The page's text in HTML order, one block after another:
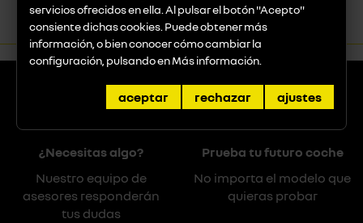
servicios ofrecidos en ella. Al pulsar el botón "Acepto"
consiente dichas cookies. Puede obtener más
información, o bien conocer cómo cambiar la
configuración, pulsando enMás información
aceptar rechazar ajustes
¿Necesitas algo?
Nuestro equipo de
asesores responderán
tus dudas
Prueba tu futuro coche
No importa el modelo que
quieras probar